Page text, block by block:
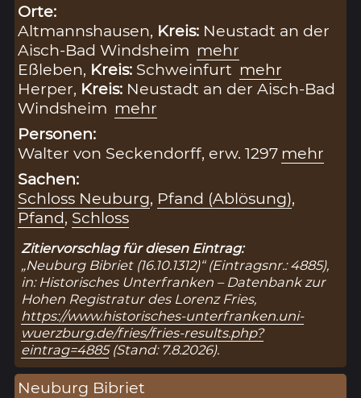
Orte:
Altmannshausen, Kreis: Neustadt an der
Aisch-Bad Windsheim mehr
Eßleben, Kreis: Schweinfurt mehr
Herper, Kreis: Neustadt an der Aisch-Bad
Windsheim mehr
Personen:
Walter von Seckendorff, erw. 1297 mehr
Sachen:
Schloss Neuburg, Pfand (Ablösung),
Pfand, Schloss
Zitiervorschlag für diesen Eintrag:
„Neuburg Bibriet (16.10.1312)“ (Eintragsnr.: 4885),
in: Historisches Unterfranken – Datenbank zur
Hohen Registratur des Lorenz Fries,
https://www.historisches-unterfranken.uni-
wuerzburg.de/fries/fries-results.php?
eintrag=4885(Stand: 7.8.2026).
Neuburg Bibriet